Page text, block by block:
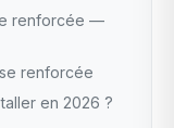
renforcée —
renforcée
en 2026 ?